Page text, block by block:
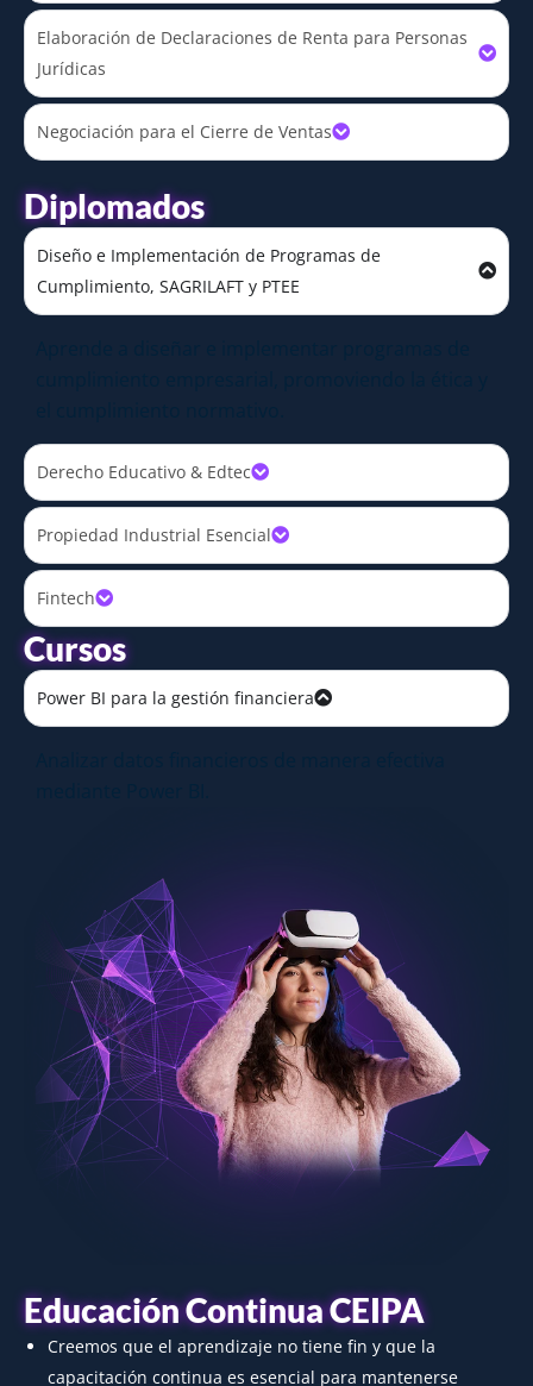
Elaboración de Declaraciones de Renta para Personas
Jurídicas
Negociación para el Cierre de Ventas
Diplomados
Diseño e Implementación de Programas de
Cumplimiento, SAGRILAFT y PTEE
Derecho Educativo & Edtec
Propiedad Industrial Esencial
Fintech
Cursos
Power BI para la gestión financiera
Educación Continua CEIPA
Creemos que el aprendizaje no tiene fin y que la
capacitación continua es esencial para mantenerse